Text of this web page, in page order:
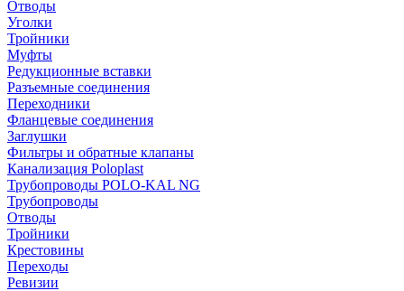
Отводы
Уголки
Тройники
Муфты
Редукционные вставки
Разъемные соединения
Переходники
Фланцевые соединения
Заглушки
Фильтры и обратные клапаны
Канализация Poloplast
Трубопроводы POLO-KAL NG
Трубопроводы
Отводы
Тройники
Крестовины
Переходы
Ревизии